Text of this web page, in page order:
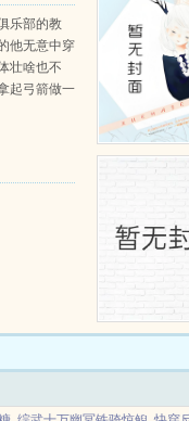
乐部的教
他无意中穿
壮啥也不
起弓箭做一